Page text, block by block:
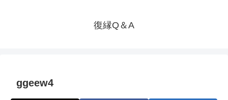
復縁Q＆A
ggeew4